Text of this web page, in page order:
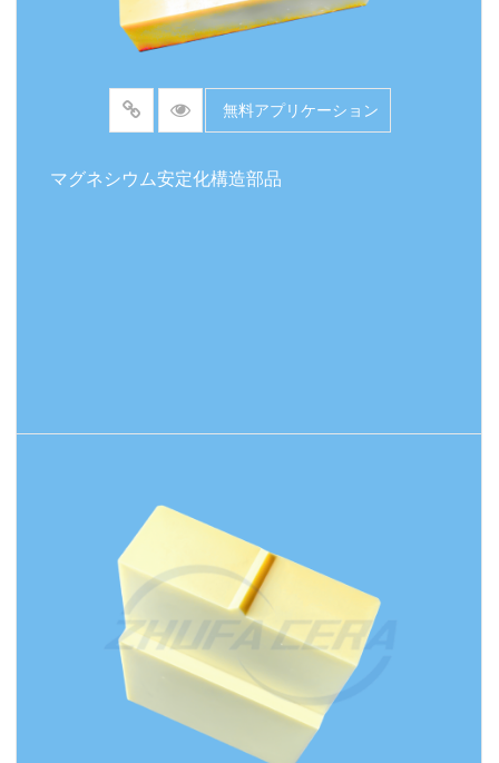
無料アプリケーション
マグネシウム安定化構造部品